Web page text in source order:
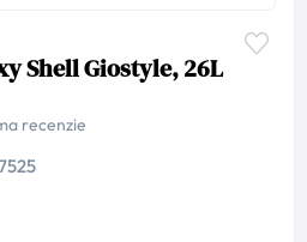
Shell Giostyle, 26L
recenzie